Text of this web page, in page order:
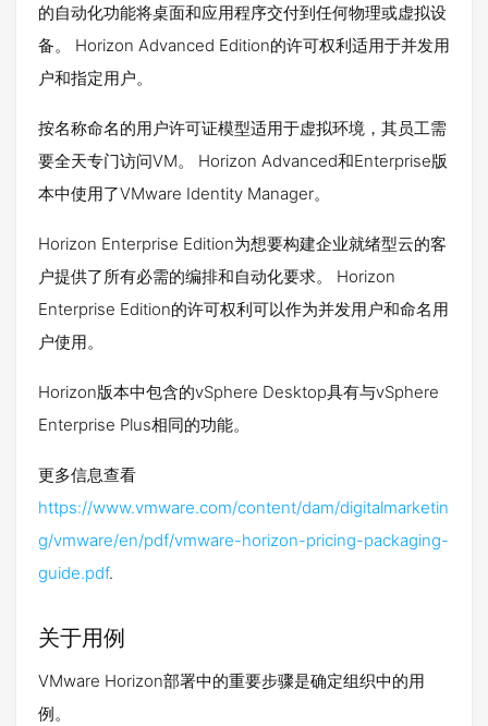
的自动化功能将桌面和应用程序交付到任何物理或虚拟设
备。 Horizon Advanced Edition的许可权利适用于并发用
户和指定用户。
按名称命名的用户许可证模型适用于虚拟环境，其员工需
要全天专门访问VM。 Horizon Advanced和Enterprise版
本中使用了VMware Identity Manager。
Horizon Enterprise Edition为想要构建企业就绪型云的客
户提供了所有必需的编排和自动化要求。 Horizon
Enterprise Edition的许可权利可以作为并发用户和命名用
户使用。
Horizon版本中包含的vSphere Desktop具有与vSphere
Enterprise Plus相同的功能。
更多信息查看
https://www.vmware.com/content/dam/digitalmarketin
g/vmware/en/pdf/vmware-horizon-pricing-packaging-
guide.pdf.
关于用例
VMware Horizon部署中的重要步骤是确定组织中的用
例。